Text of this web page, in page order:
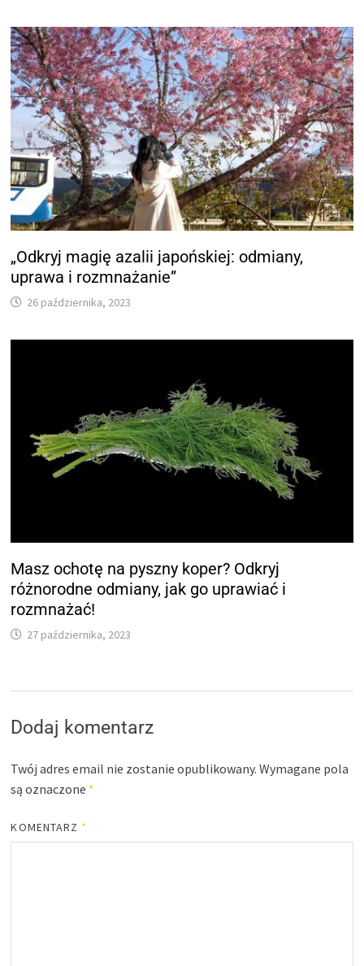
„Odkryj magię azalii japońskiej: odmiany,
uprawa i rozmnażanie”
26 października, 2023
Masz ochotę na pyszny koper? Odkryj
różnorodne odmiany, jak go uprawiać i
rozmnażać!
27 października, 2023
Dodaj komentarz
Twój adres email nie zostanie opublikowany. Wymagane pola
są oznaczone *
KOMENTARZ *